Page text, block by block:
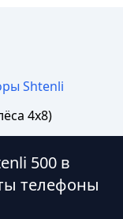
Shtenli
4х8)
500 в
телефоны